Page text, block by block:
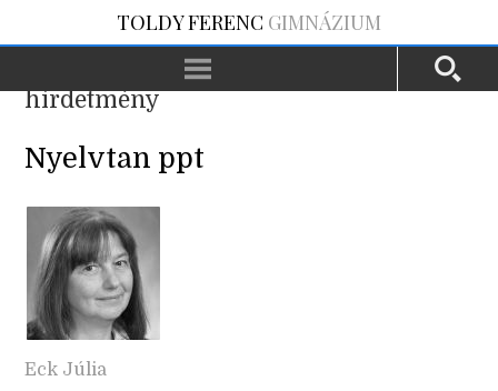
TOLDY FERENC GIMNÁZIUM
hirdetmény
Nyelvtan ppt
Eck Júlia